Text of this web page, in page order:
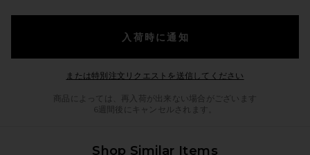
入荷時に通知
または特別注文リクエストを送信してください
商品によっては、再入荷が出来ない場合がございます
6週間後にキャンセルされます。
Shop Similar Items